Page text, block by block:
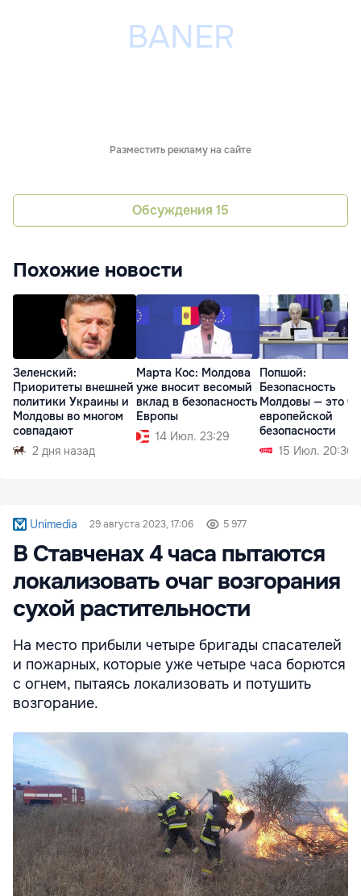
Разместить рекламу на сайте
Обсуждения 15
Похожие новости
Зеленский:
Приоритеты внешней
политики Украины и
Молдовы во многом
совпадают
2 дня назад
Марта Кос: Молдова
уже вносит весомый
вклад в безопасность
Европы
14 Июл. 23:29
Попшой:
Безопасность
Молдовы — это
европейской
безопасности
15 Июл. 20:36
Unimedia 29 августа 2023, 17:06 5 977
В Ставченах 4 часа пытаются
локализовать очаг возгорания
сухой растительности
На место прибыли четыре бригады спасателей
и пожарных, которые уже четыре часа борются
с огнем, пытаясь локализовать и потушить
возгорание.